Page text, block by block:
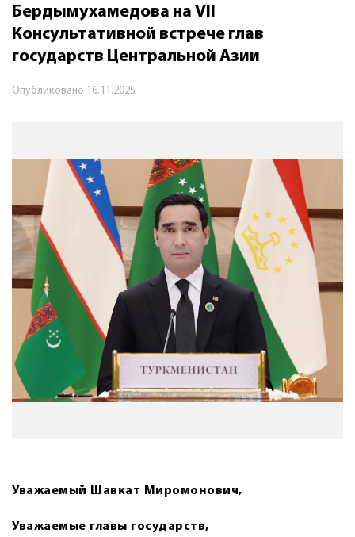
Бердымухамедова на VII
Консультативной встрече глав
государств Центральной Азии
Опубликовано 16.11.2025
Уважаемый Шавкат Миромонович,
Уважаемые главы государств,